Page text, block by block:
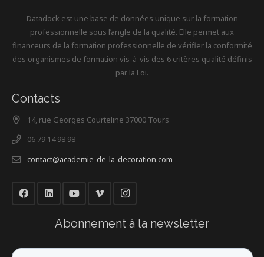
Datadock est une base de données unique sur la formation
professionnelle sous l’angle de la qualité. Elle permet aux
financeurs de la formation professionnelle de vérifier la conformité
des organismes de formation vis-à-vis des 6 critères qualité définis
par la Loi.
Contacts
14, rue Georges Courteline 37000 Tours
06 79 14 98 98
contact@academie-de-la-decoration.com
Abonnement à la newsletter